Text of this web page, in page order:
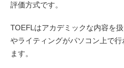
評価方式です。
TOEFLはアカデミックな内容を
やライティングがパソコン上で行
ます。